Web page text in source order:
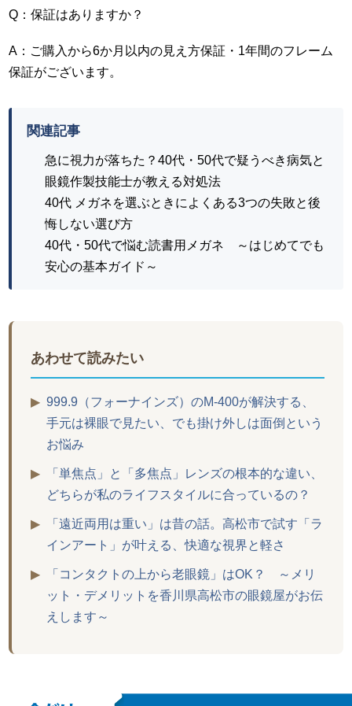
Q：保証はありますか？
A：ご購入から6か月以内の見え方保証・1年間のフレーム
保証がございます。
関連記事
急に視力が落ちた？40代・50代で疑うべき病気と
眼鏡作製技能士が教える対処法
40代 メガネを選ぶときによくある3つの失敗と後
悔しない選び方
40代・50代で悩む読書用メガネ ～はじめてでも
安心の基本ガイド～
あわせて読みたい
▶ 999.9（フォーナインズ）のM-400が解決する、
手元は裸眼で見たい、でも掛け外しは面倒という
お悩み
▶
「単焦点」と「多焦点」レンズの根本的な違い、
どちらが私のライフスタイルに合っているの？
▶
「遠近両用は重い」は昔の話。高松市で試す「ラ
インアート」が叶える、快適な視界と軽さ
▶
「コンタクトの上から老眼鏡」はOK？ ～メリ
ット・デメリットを香川県高松市の眼鏡屋がお伝
えします～